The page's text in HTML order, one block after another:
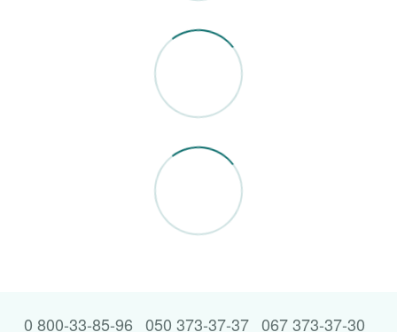
0 800-33-85-96 050 373-37-37 067 373-37-30